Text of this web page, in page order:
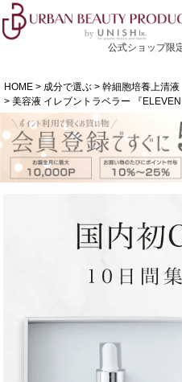
公式ショップ限
HOME 成分で選ぶ
幹細胞培養上清液
美容液 イレブントラベラー 『ELEVEN